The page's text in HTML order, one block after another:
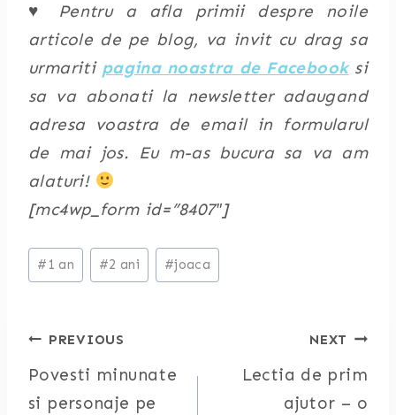
♥ Pentru a afla primii despre noile
articole de pe blog, va invit cu drag sa
urmariti pagina noastra de Facebooksi
sa va abonati la newsletter adaugand
adresa voastra de email in formularul
de mai jos. Eu m-as bucura sa va am
alaturi!
[mc4wp_form id=”8407″]
Post
Tags:
# 1 an #2 ani #joaca
Post
navigation
PREVIOUS
Povesti minunate
si personaje pe
NEXT
Lectia de prim
ajutor – o